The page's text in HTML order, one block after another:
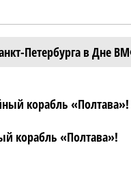
Петербурга в Дне
корабль «Полтава»!